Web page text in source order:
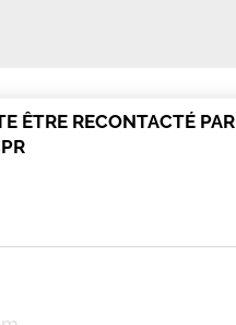
ÊTRE RECONTACTÉ PAR